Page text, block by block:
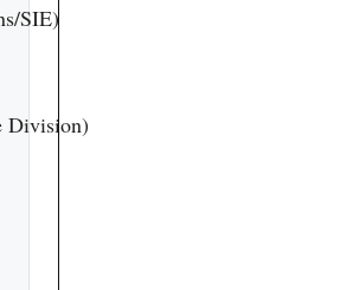
SIE)
Division)